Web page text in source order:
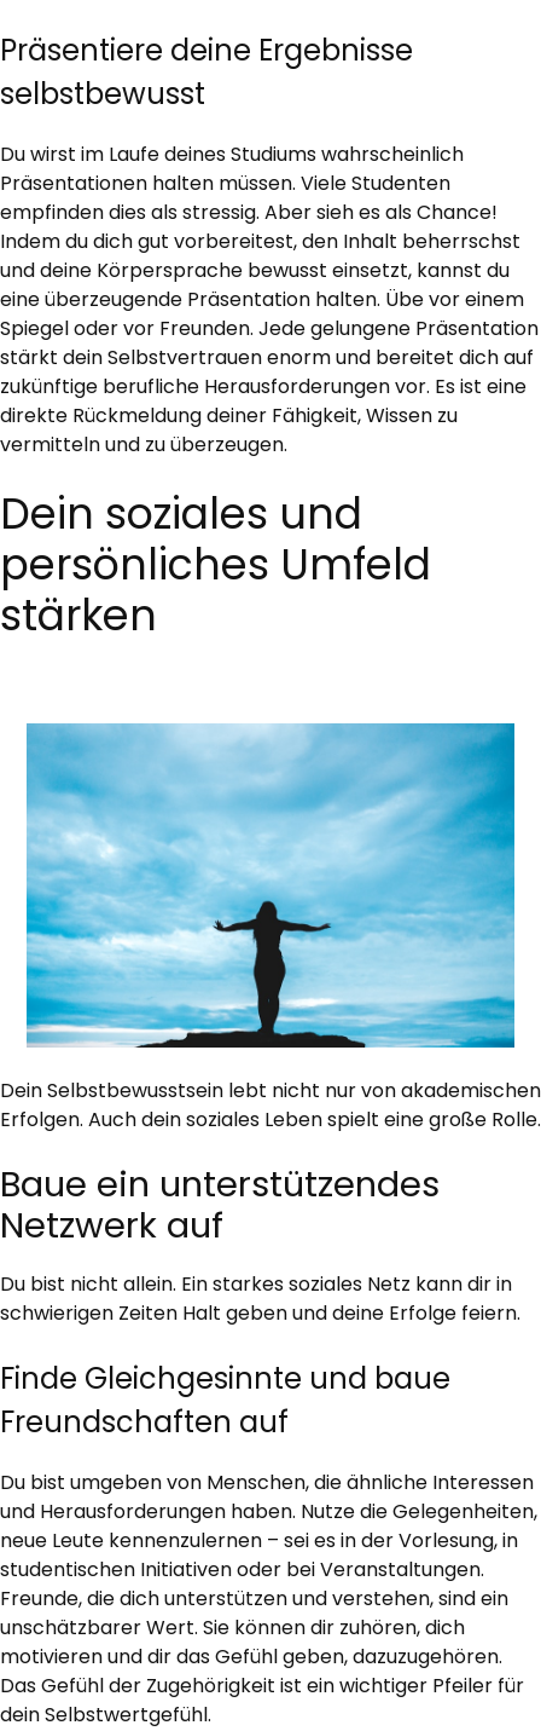
Präsentiere deine Ergebnisse
selbstbewusst
Du wirst im Laufe deines Studiums wahrscheinlich
Präsentationen halten müssen. Viele Studenten
empfinden dies als stressig. Aber sieh es als Chance!
Indem du dich gut vorbereitest, den Inhalt beherrschst
und deine Körpersprache bewusst einsetzt, kannst du
eine überzeugende Präsentation halten. Übe vor einem
Spiegel oder vor Freunden. Jede gelungene Präsentation
stärkt dein Selbstvertrauen enorm und bereitet dich auf
zukünftige berufliche Herausforderungen vor. Es ist eine
direkte Rückmeldung deiner Fähigkeit, Wissen zu
vermitteln und zu überzeugen.
Dein soziales und
persönliches Umfeld
stärken
Dein Selbstbewusstsein lebt nicht nur von akademischen
Erfolgen. Auch dein soziales Leben spielt eine große Rolle.
Baue ein unterstützendes
Netzwerk auf
Du bist nicht allein. Ein starkes soziales Netz kann dir in
schwierigen Zeiten Halt geben und deine Erfolge feiern.
Finde Gleichgesinnte und baue
Freundschaften auf
Du bist umgeben von Menschen, die ähnliche Interessen
und Herausforderungen haben. Nutze die Gelegenheiten,
neue Leute kennenzulernen – sei es in der Vorlesung, in
studentischen Initiativen oder bei Veranstaltungen.
Freunde, die dich unterstützen und verstehen, sind ein
unschätzbarer Wert. Sie können dir zuhören, dich
motivieren und dir das Gefühl geben, dazuzugehören.
Das Gefühl der Zugehörigkeit ist ein wichtiger Pfeiler für
dein Selbstwertgefühl.